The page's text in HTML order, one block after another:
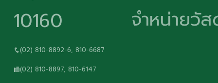
10160
(02) 810-8892-6, 810-6687
(02) 810-8897, 810-6147
จำหน่ายวั